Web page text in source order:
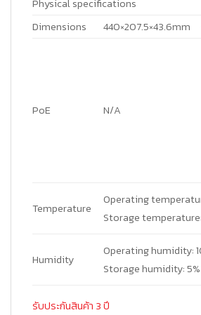
Physical specifications
Dimensions
440×207.5×43.6mm
PoE N/A
Temperature
Operating
Storage
Humidity
Operating humidity:
Storage humidity:
รับประกันสินค้า 3 ปี